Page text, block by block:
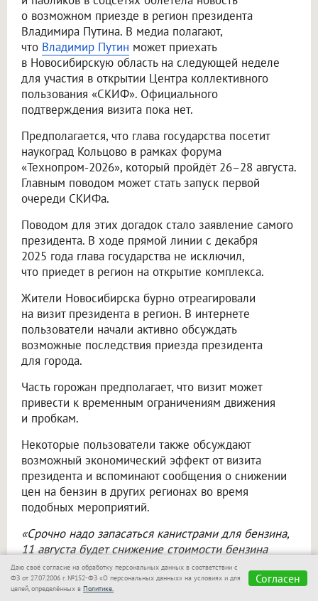
о возможном приезде в регион президента
Владимира Путина. В медиа полагают,
что Владимир Путин может приехать
в Новосибирскую область на следующей неделе
для участия в открытии Центра коллективного
пользования «СКИФ». Официального
подтверждения визита пока нет.
Предполагается, что глава государства посетит
наукоград Кольцово в рамках форума
«Технопром-2026», который пройдёт 26–28 августа.
Главным поводом может стать запуск первой
очереди СКИФа.
Поводом для этих догадок стало заявление самого
президента. В ходе прямой линии с декабря
2025 года глава государства не исключил,
что приедет в регион на открытие комплекса.
Жители Новосибирска бурно отреагировали
на визит президента в регион. В интернете
пользователи начали активно обсуждать
возможные последствия приезда президента
для города.
Часть горожан предполагает, что визит может
привести к временным ограничениям движения
и пробкам.
Некоторые пользователи также обсуждают
возможный экономический эффект от визита
президента и вспоминают сообщения о снижении
цен на бензин в других регионах во время
подобных мероприятий.
«Срочно надо запасаться канистрами для бензина,
11 августа будет снижение стоимости бензина
на 24 рубля. Как было в Красноярске»,— написал
пользователь Ахмад.
Даю своё согласие на обработку персональных данных в соответствии с
ФЗ от 27.07.2006 г. №152-ФЗ «О персональных данных» на условиях и для
целей, определённых в Политике.
Согласен